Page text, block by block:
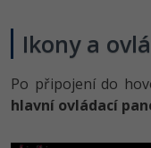
Ikony a
Po připojení do
hlavní ovládací